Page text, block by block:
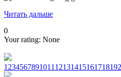
Читать дальше
0
Your rating: None
1 234567891011 1213141516171819